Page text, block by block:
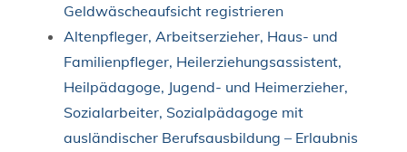
Geldwäscheaufsicht registrieren
Altenpfleger, Arbeitserzieher, Haus- und
Familienpfleger, Heilerziehungsassistent,
Heilpädagoge, Jugend- und Heimerzieher,
Sozialarbeiter, Sozialpädagoge mit
ausländischer Berufsausbildung – Erlaubnis